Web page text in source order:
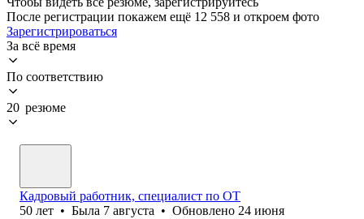
После регистрации покажем ещё 12 558 и откроем фото
Зарегистрироваться
За всё время
По соответствию
20 резюме
Кадровый работник, специалист по ОТ
50 лет • Была 7 августа • Обновлено 24 июня